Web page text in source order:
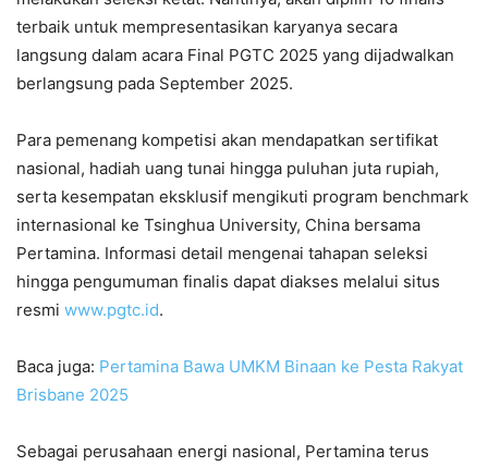
terbaik untuk mempresentasikan karyanya secara
langsung dalam acara Final PGTC 2025 yang dijadwalkan
berlangsung pada September 2025.
Para pemenang kompetisi akan mendapatkan sertifikat
nasional, hadiah uang tunai hingga puluhan juta rupiah,
serta kesempatan eksklusif mengikuti program benchmark
internasional ke Tsinghua University, China bersama
Pertamina. Informasi detail mengenai tahapan seleksi
hingga pengumuman finalis dapat diakses melalui situs
resmi www.pgtc.id.
Baca juga: Pertamina Bawa UMKM Binaan ke Pesta Rakyat
Brisbane 2025
Sebagai perusahaan energi nasional, Pertamina terus